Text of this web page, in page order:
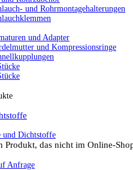
und Rohrmontagehalterungen
und Adapter
und Kompressionsringe
und Dichtstoffe
Produkt, das nicht im Online-
Anfrage